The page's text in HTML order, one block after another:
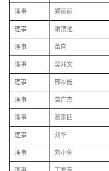
理事 郑丽丽
理事 谢镜池
理事 苗向
理事 吴兆文
理事 邢福能
理事 曾广杰
理事 葛家四
理事 刘华
理事 刘小萱